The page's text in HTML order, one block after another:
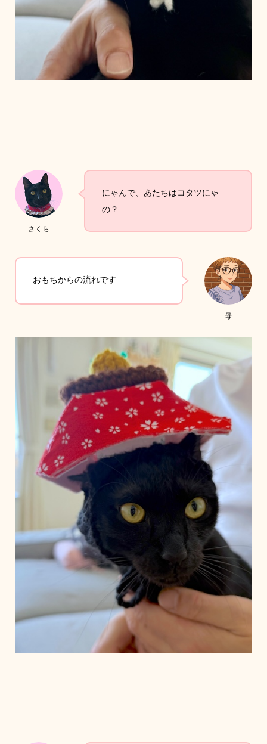
さくら
にゃんで、あたちはコタツにゃ
の？
母
おもちからの流れです